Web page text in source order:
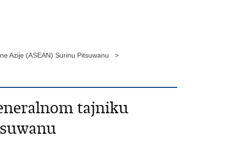
Azije (ASEAN) Surinu Pitsuwanu >
tajniku